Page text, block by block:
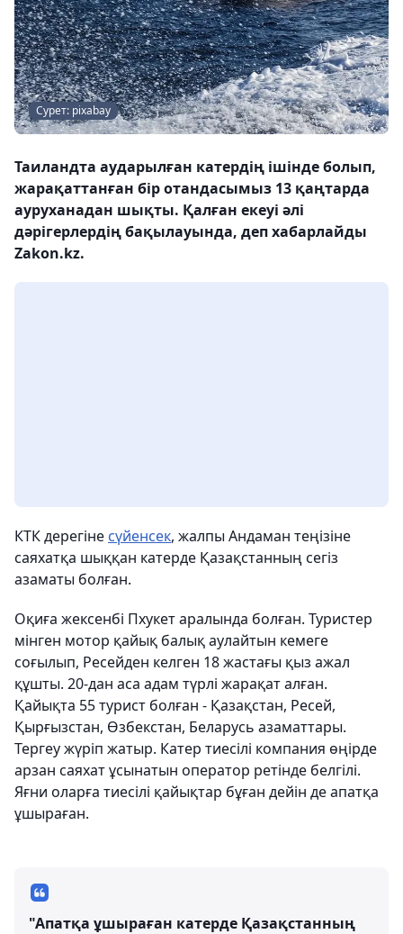
Сурет: pixabay
Таиландта аударылған катердің ішінде болып,
жарақаттанған бір отандасымыз 13 қаңтарда
ауруханадан шықты. Қалған екеуі әлі
дәрігерлердің бақылауында, деп хабарлайды
Zakon.kz.
КТК дерегіне сүйенсек, жалпы Андаман теңізіне
саяхатқа шыққан катерде Қазақстанның сегіз
азаматы болған.
Оқиға жексенбі Пхукет аралында болған. Туристер
мінген мотор қайық балық аулайтын кемеге
соғылып, Ресейден келген 18 жастағы қыз ажал
құшты. 20-дан аса адам түрлі жарақат алған.
Қайықта 55 турист болған - Қазақстан, Ресей,
Қырғызстан, Өзбекстан, Беларусь азаматтары.
Тергеу жүріп жатыр. Катер тиесілі компания өңірде
арзан саяхат ұсынатын оператор ретінде белгілі.
Яғни оларға тиесілі қайықтар бұған дейін де апатқа
ұшыраған.
"Апатқа ұшыраған катерде Қазақстанның